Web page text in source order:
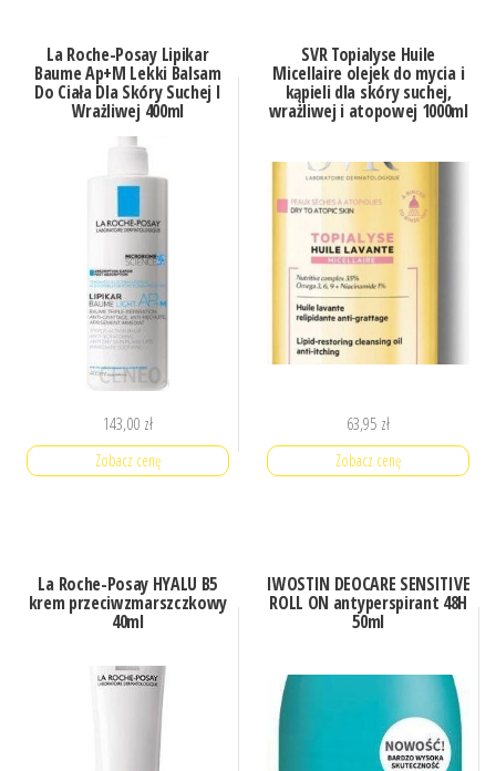
La Roche-Posay Lipikar
Baume Ap+M Lekki Balsam
Do Ciała Dla Skóry Suchej I
Wrażliwej 400ml
143,00 zł
Zobacz cenę
SVR Topialyse Huile
Micellaire olejek do mycia i
kąpieli dla skóry suchej,
wrażliwej i atopowej 1000ml
63,95 zł
Zobacz cenę
La Roche-Posay HYALU B5
krem przeciwzmarszczkowy
40ml
IWOSTIN DEOCARE SENSITIVE
ROLL ON antyperspirant 48H
50ml